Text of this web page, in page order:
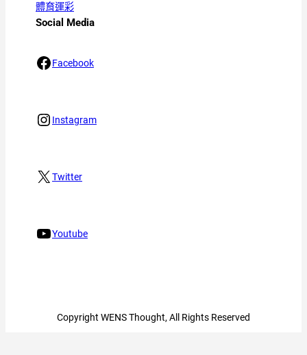
體育運彩
Social Media
Facebook
Instagram
Twitter
Youtube
Copyright WENS Thought, All Rights Reserved